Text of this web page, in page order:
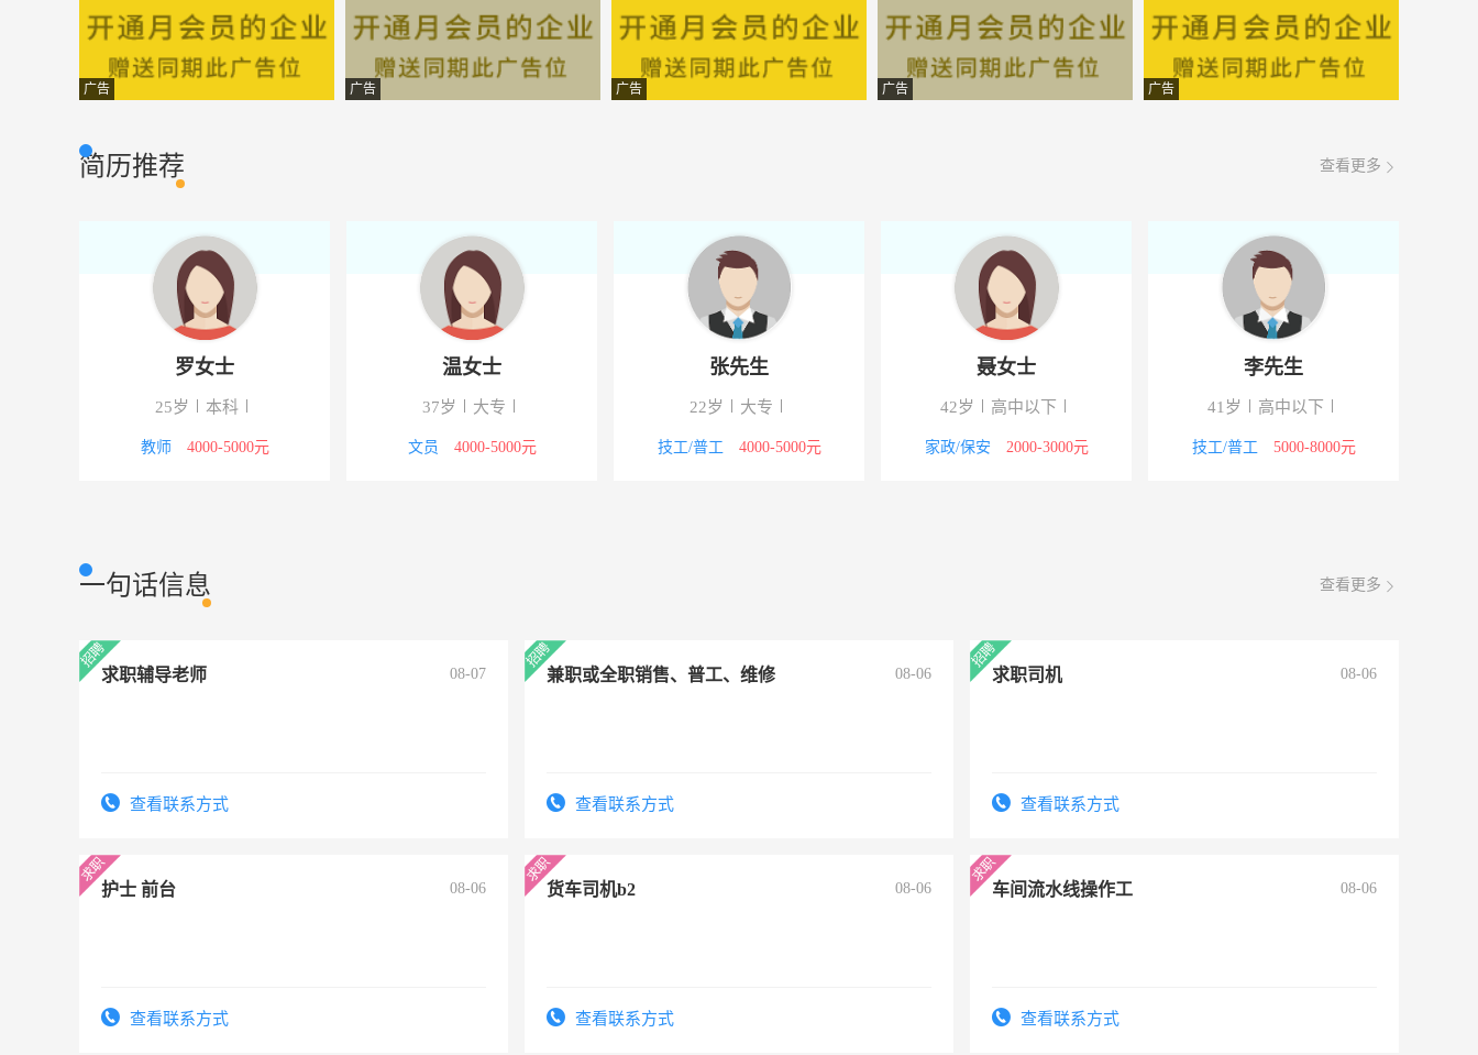
文案 办公文员 重庆牧哥食品有限公司 -彭水 面议 08-07
续写写手 其他类型 重庆嗨娱网络科技有限公司 -彭水 面议 08-07
会计专员 财会审计
外派会计 财会审计 重庆都稳物资有限公司 08-07
商务拓展经理 其它类型 重庆澳达科技有限公司 08-07
办公文员 成都紫苹果装饰工程有限公司 08-07
前端工程师 电子通信 成都市卓豪信息科技有限公司 08-07
广告 广告 广告 广告 广告
简历推荐 查看更多
罗女士
25岁 本科
教师 4000-5000元
温女士
37岁 大专
文员 4000-5000元
张先生
22岁 大专
技工/普工 4000-5000元
聂女士
42岁 高中以下
家政/保安 2000-3000元
李先生
41岁 高中以下
技工/普工 5000-8000元
一句话信息 查看更多
求职辅导老师 08-07
查看联系方式
兼职或全职销售、普工、维修 08-06
查看联系方式
求职司机 08-06
查看联系方式
护士 前台 08-06
查看联系方式
货车司机b2 08-06
查看联系方式
车间流水线操作工 08-06
查看联系方式